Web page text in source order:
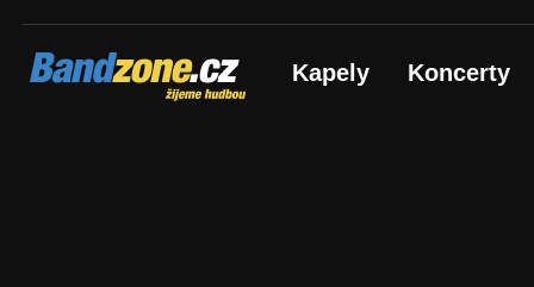
Bandzone.cz
žijeme hudbou Kapely Koncerty